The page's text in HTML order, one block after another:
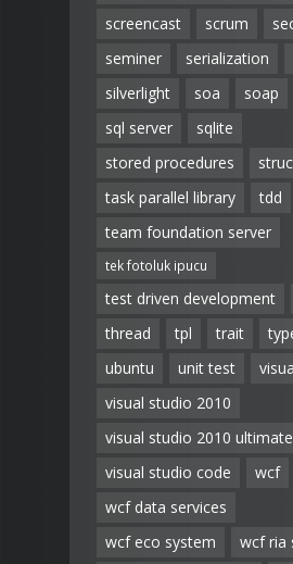
screencast
scrum
seminer
serialization
silverlight
soa soap
sql server
sqlite
stored procedures
task parallel library
tdd
team foundation server
tek fotoluk ipucu
test driven development
thread
tpl trait
ubuntu
unit test
visual studio 2010
visual studio 2010 ultimate
visual studio code
wcf
wcf data services
wcf eco system
wcf ria